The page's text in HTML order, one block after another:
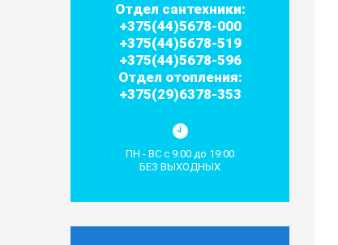
Отдел сантехники:
+375(44)5678-000
+375(44)5678-519
+375(44)5678-596
Отдел отопления:
+375(29)6378-353
ПН - ВС с 9:00 до 19:00
БЕЗ ВЫХОДНЫХ